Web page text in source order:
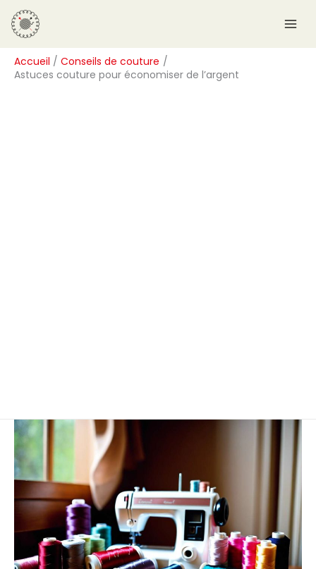
Aller
au
contenu
Accueil
Conseils de couture
Astuces couture pour économiser de l’argent
R
e
c
h